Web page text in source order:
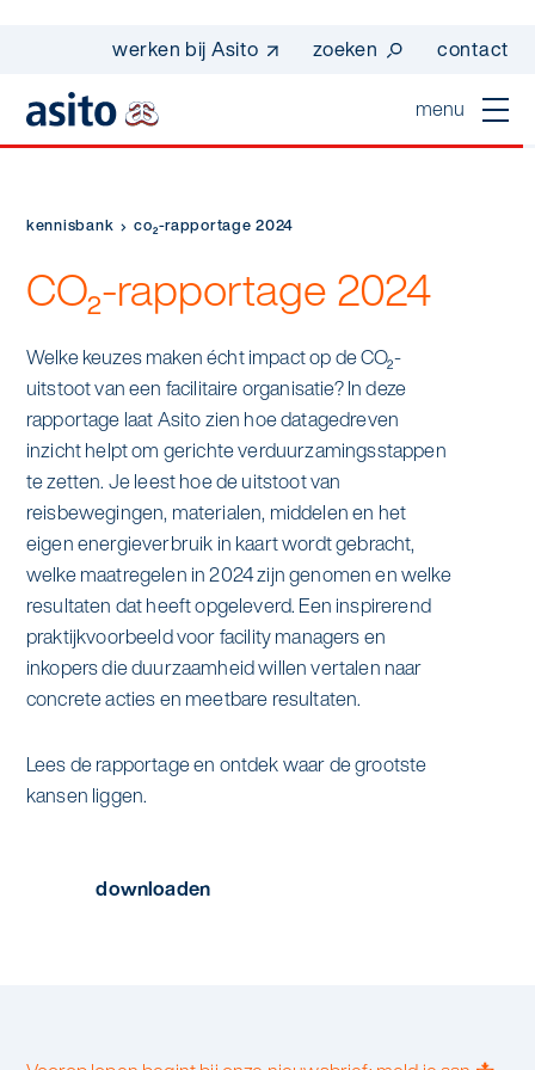
werken bij Asito zoeken contact
menu
Suggesties
werken bij asito
one go - werk beter samen met one go
co2-uitstoot rapportage 2023
op weg naar volledig circulair in 2030 met
duurzame bedrijfskleding
Dagelijkse schoonmaak
Interieurreiniging
Vloerreiniging
Schoonmaak
Specialistische schoonmaak
Graffitireiniging
Glas- en gevelreiniging
Aanvullende diensten
sectoren
In de buurt
Industrie
Mobiliteit
Onderwijs
Overheid
Recreatie
Retail
wij zijn Asito
Wij zijn Asito
Ons verhaal
Asito impuls
Sponsoring
Locaties
Nieuws
Kennisbank
kennisbank co₂-rapportage 2024
CO₂-rapportage 2024
Welke keuzes maken écht impact op de CO₂-
uitstoot van een facilitaire organisatie? In deze
rapportage laat Asito zien hoe datagedreven
inzicht helpt om gerichte verduurzamingsstappen
te zetten. Je leest hoe de uitstoot van
reisbewegingen, materialen, middelen en het
eigen energieverbruik in kaart wordt gebracht,
welke maatregelen in 2024 zijn genomen en welke
resultaten dat heeft opgeleverd. Een inspirerend
praktijkvoorbeeld voor facility managers en
inkopers die duurzaamheid willen vertalen naar
concrete acties en meetbare resultaten.
Lees de rapportage en ontdek waar de grootste
kansen liggen.
downloaden